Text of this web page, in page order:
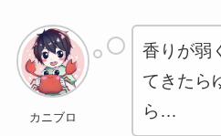
カニブロ
香りが弱
てきたら
ら…